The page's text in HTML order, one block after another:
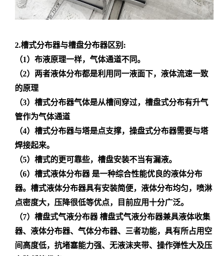
2.槽式分布器与槽盘分布器区别:
（1） 布液原理一样，气体通道不同。
（2）两者液体分布都是利用同一液面下，液体流速一致
的原理
（3） 槽式分布器气体是从槽间穿过，槽盘式分布有升气
管作为气体通道
（4） 槽式分布器与塔是点支撑，操盘式分布器需要与塔
焊接起来。
（5） 槽式的更可靠些，槽盘安装不当有漏液。
（6） 槽式液体分布器是一种综合性能优良的液体分布
器。槽式液体分布器具有安装简便，液体分布均匀，喷淋
点密度大，压降很低等优点，目前应用十分广泛。
（7） 槽盘式气液分布器槽盘式气液分布器兼具液体收集
器、液体分布器、气体分布器、三者功能，具有所占用空
间高度低，抗堵塞能力强、无液沫夹带、操作弹性大及压